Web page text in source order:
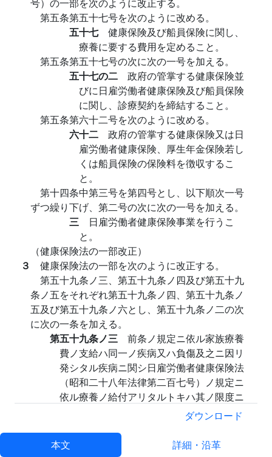
第五条第五十七号を次のように改める。
五十七 健康保険及び船員保険に関し、
療養に要する費用を定めること。
第五条第五十七号の次に次の一号を加える。
五十七の二 政府の管掌する健康保険並
びに日雇労働者健康保険及び船員保険
に関し、診療契約を締結すること。
第五条第六十二号を次のように改める。
六十二 政府の管掌する健康保険又は日
雇労働者健康保険、厚生年金保険若し
くは船員保険の保険料を徴収するこ
と。
第十四条中第三号を第四号とし、以下順次一号
ずつ繰り下げ、第二号の次に次の一号を加える。
三 日雇労働者健康保険事業を行うこ
と。
（健康保険法の一部改正）
３ 健康保険法の一部を次のように改正する。
第五十九条ノ三、第五十九条ノ四及び第五十九
条ノ五をそれぞれ第五十九条ノ四、第五十九条ノ
五及び第五十九条ノ六とし、第五十九条ノ二の次
に次の一条を加える。
第五十九条ノ三 前条ノ規定ニ依ル家族療養
費ノ支給ハ同一ノ疾病又ハ負傷及之ニ因リ
発シタル疾病ニ関シ日雇労働者健康保険法
（昭和二十八年法律第二百七号）ノ規定ニ
依ル療養ノ給付アリタルトキハ其ノ限度ニ
船員保険法の一部を次のように改正する。
ダウンロード
本文 詳細・沿革